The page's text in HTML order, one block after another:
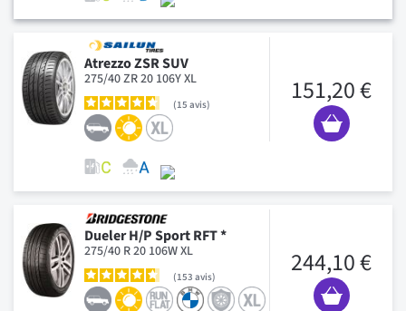
Atrezzo ZSR SUV
275/40 ZR 20 106Y XL
15 avis 151,20 €
Dueler H/P Sport RFT *
275/40 R 20 106W XL
153 avis 244,10 €